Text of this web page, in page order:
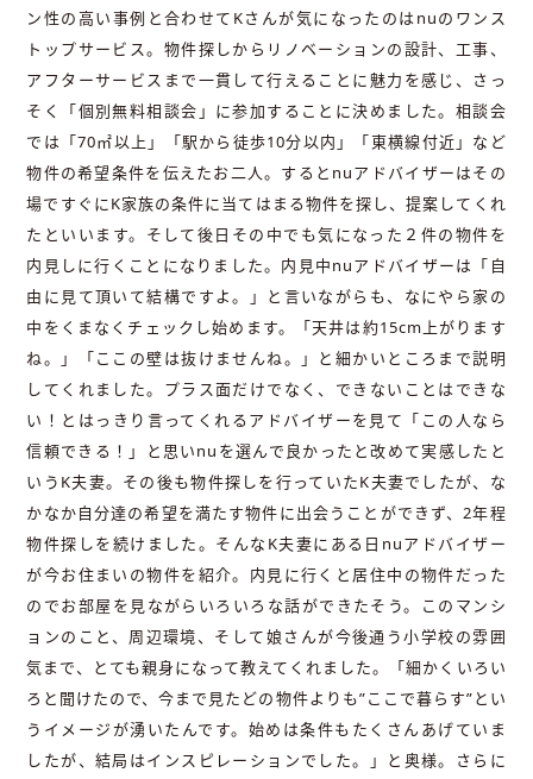
ン性の高い事例と合わせてKさんが気になったのはnuのワンス
トップサービス。物件探しからリノベーションの設計、工事、
アフターサービスまで一貫して行えることに魅力を感じ、さっ
そく「個別無料相談会」に参加することに決めました。相談会
では「70㎡以上」「駅から徒歩10分以内」「東横線付近」など
物件の希望条件を伝えたお二人。するとnuアドバイザーはその
場ですぐにK家族の条件に当てはまる物件を探し、提案してくれ
たといいます。そして後日その中でも気になった２件の物件を
内見しに行くことになりました。内見中nuアドバイザーは「自
由に見て頂いて結構ですよ。」と言いながらも、なにやら家の
中をくまなくチェックし始めます。「天井は約15cm上がります
ね。」「ここの壁は抜けませんね。」と細かいところまで説明
してくれました。プラス面だけでなく、できないことはできな
い！とはっきり言ってくれるアドバイザーを見て「この人なら
信頼できる！」と思いnuを選んで良かったと改めて実感したと
いうK夫妻。その後も物件探しを行っていたK夫妻でしたが、な
かなか自分達の希望を満たす物件に出会うことができず、2年程
物件探しを続けました。そんなK夫妻にある日nuアドバイザー
が今お住まいの物件を紹介。内見に行くと居住中の物件だった
のでお部屋を見ながらいろいろな話ができたそう。このマンシ
ョンのこと、周辺環境、そして娘さんが今後通う小学校の雰囲
気まで、とても親身になって教えてくれました。「細かくいろい
ろと聞けたので、今まで見たどの物件よりも”ここで暮らす”とい
うイメージが湧いたんです。始めは条件もたくさんあげていま
したが、結局はインスピレーションでした。」と奥様。さらに